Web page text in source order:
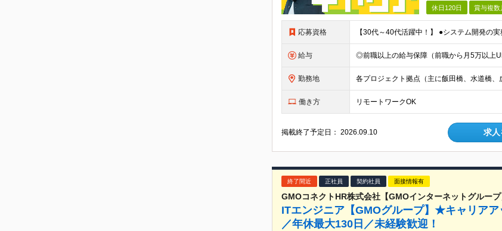
休日120日 賞与複数
応募資格
給与
勤務地
働き方 リモートワークOK
掲載終了予定日：2026.09.10 求人
終了間近 正社員 契約社員 面接情報有
GMOコネクトHR株式会社【GMOインターネットグループ
ITエンジニア【GMOグループ】★キャリア
／年休最大130日／未経験歓迎！